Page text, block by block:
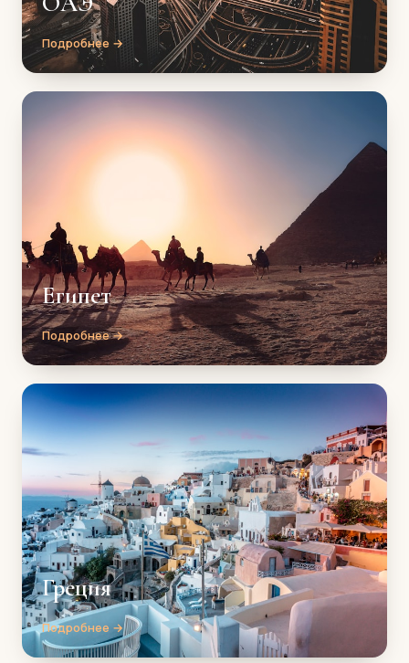
Подробнее →
Египет
Подробнее →
Греция
Подробнее →